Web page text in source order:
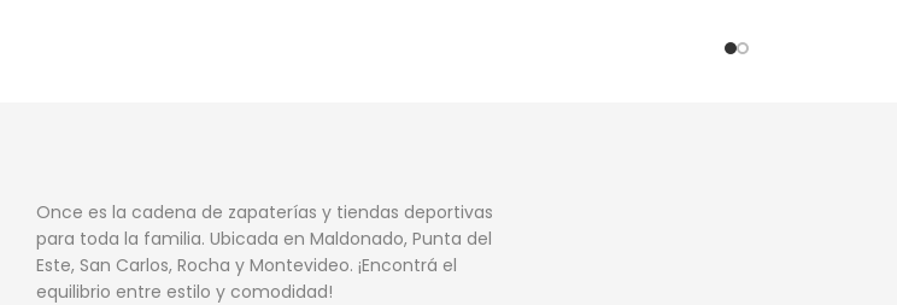
Once es la cadena de zapaterías y tiendas deportivas
para toda la familia. Ubicada en Maldonado, Punta del
Este, San Carlos, Rocha y Montevideo. ¡Encontrá el
equilibrio entre estilo y comodidad!